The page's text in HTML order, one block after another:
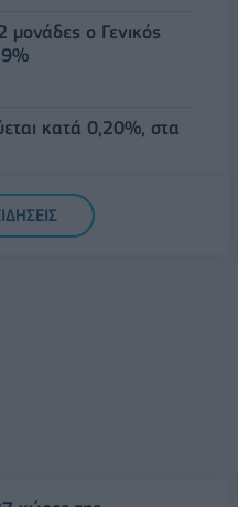
μονάδες ο Γενικός
κατά 0,20%, στα